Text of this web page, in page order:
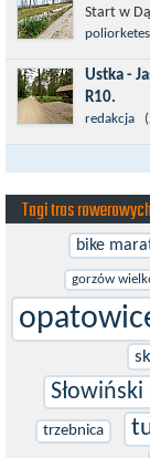
Start w
(niekiedy
w stronę
poliorketes
Ustka -
R10.
EuroVelo.
Trasa
redakcja
Tagi tras rowerowych
bike
gorzów
trzebnica